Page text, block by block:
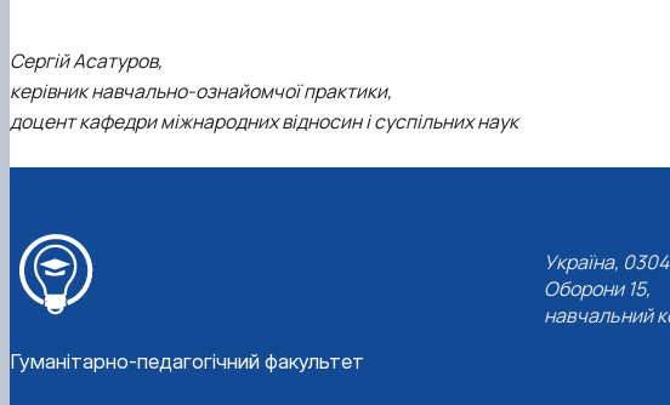
Сергій Асатуров,
керівник навчально-ознайомчої практики,
доцент кафедри міжнародних відносин і суспільних наук
Гуманітарно-педагогічний факультет
Україна,
Оборони 15,
навчальний